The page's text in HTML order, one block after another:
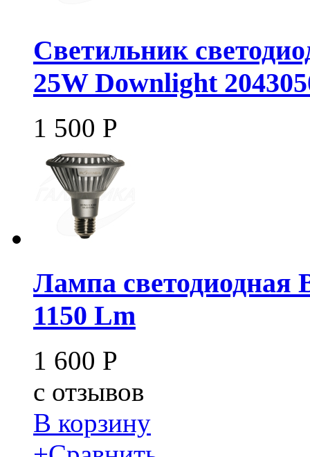
Светильник
25W Downlight
1 500 Р
Лампа светодиодная
1150 Lm
1 600 Р
c отзывов
В корзину